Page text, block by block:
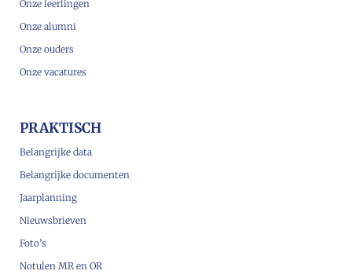
Onze leerlingen
Onze alumni
Onze ouders
Onze vacatures
PRAKTISCH
Belangrijke data
Belangrijke documenten
Jaarplanning
Nieuwsbrieven
Foto’s
Notulen MR en OR